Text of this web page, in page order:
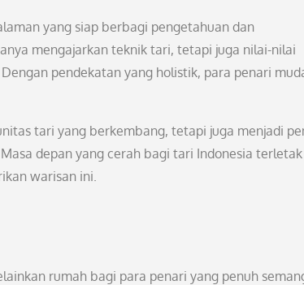
yang siap berbagi pengetahuan dan
mengajarkan teknik tari, tetapi juga nilai-nilai
pendekatan yang holistik, para penari
tari yang berkembang, tetapi juga menjadi
depan yang cerah bagi tari Indonesia
warisan ini.
rumah bagi para penari yang penuh